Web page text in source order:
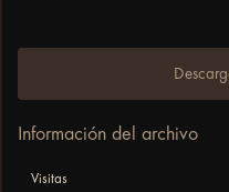
Información del archivo
Visitas